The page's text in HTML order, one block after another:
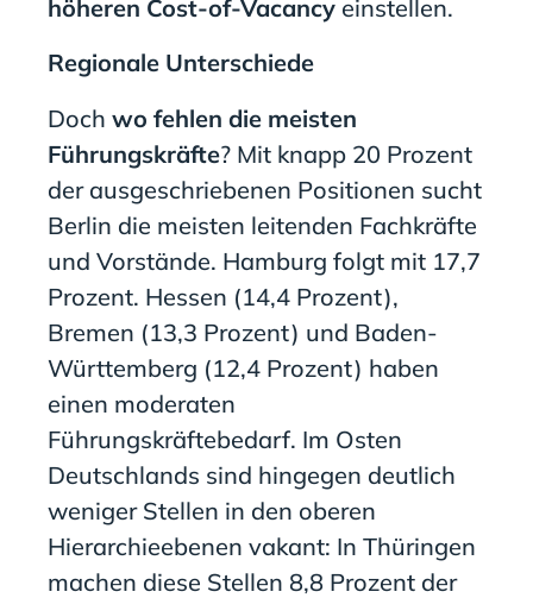
höheren Cost-of-Vacancy einstellen.
Regionale Unterschiede
Doch wo fehlen die meisten
Führungskräfte? Mit knapp 20 Prozent
der ausgeschriebenen Positionen sucht
Berlin die meisten leitenden Fachkräfte
und Vorstände. Hamburg folgt mit 17,7
Prozent. Hessen (14,4 Prozent),
Bremen (13,3 Prozent) und Baden-
Württemberg (12,4 Prozent) haben
einen moderaten
Führungskräftebedarf. Im Osten
Deutschlands sind hingegen deutlich
weniger Stellen in den oberen
Hierarchieebenen vakant: In Thüringen
machen diese Stellen 8,8 Prozent der